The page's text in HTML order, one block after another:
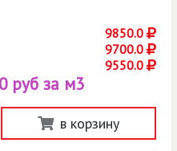
9850.0
9700.0
9550.0
руб за м3
в корзину